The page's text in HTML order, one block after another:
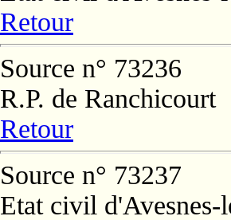
Retour
Source n° 73236
R.P. de Ranchicourt
Retour
Source n° 73237
Etat civil d'Avesnes-